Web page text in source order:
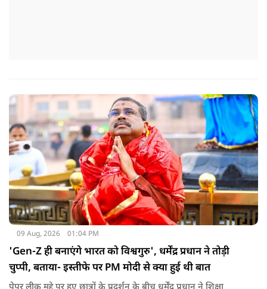
09 Aug, 2026 01:04 PM
'Gen-Z ही बनाएंगे भारत को विश्वगुरु', धर्मेंद्र प्रधान ने तोड़ी
चुप्पी, बताया- इस्तीफे पर PM मोदी से क्या हुई थी बात